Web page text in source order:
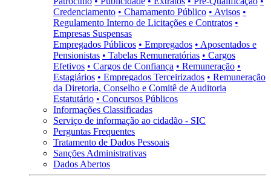
Credenciamento • Chamamento Público • Avisos •
Regulamento Interno de Licitações e Contratos •
Empresas Suspensas
Empregados Públicos • Empregados • Aposentados e
Pensionistas • Tabelas Remuneratórias • Cargos
Efetivos • Cargos de Confiança • Remuneração •
Estagiários • Empregados Terceirizados • Remuneração
da Diretoria, Conselho e Comitê de Auditoria
Estatutário • Concursos Públicos
Informações Classificadas
Serviço de informação ao cidadão - SIC
Perguntas Frequentes
Tratamento de Dados Pessoais
Sanções Administrativas
Dados Abertos